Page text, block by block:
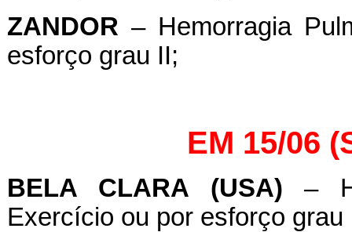
ZANDOR – Hemorragia
esforço grau II;
EM 15/06
BELA CLARA (USA) –
Exercício ou por esforço grau